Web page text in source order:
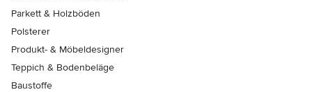
Parkett & Holzböden
Polsterer
Produkt- & Möbeldesigner
Teppich & Bodenbeläge
Baustoffe